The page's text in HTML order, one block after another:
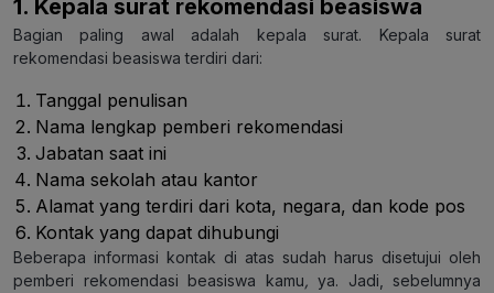
1. Kepala surat rekomendasi beasiswa
Bagian paling awal adalah kepala surat. Kepala surat
rekomendasi beasiswa terdiri dari:
Tanggal penulisan
Nama lengkap pemberi rekomendasi
Jabatan saat ini
Nama sekolah atau kantor
Alamat yang terdiri dari kota, negara, dan kode pos
Kontak yang dapat dihubungi
Beberapa informasi kontak di atas sudah harus disetujui oleh
pemberi rekomendasi beasiswa kamu, ya. Jadi, sebelumnya